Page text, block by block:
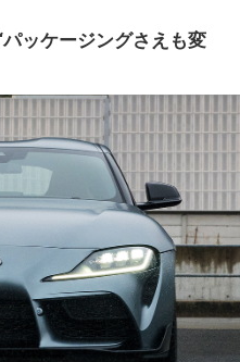
ッケージングさえも変